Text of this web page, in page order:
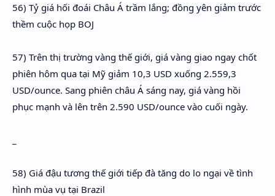
56) Tỷ giá hối đoái Châu Á trầm lắng; đồng yên giảm trước
thềm cuộc họp BOJ
57) Trên thị trường vàng thế giới, giá vàng giao ngay chốt
phiên hôm qua tại Mỹ giảm 10,3 USD xuống 2.559,3
USD/ounce. Sang phiên châu Á sáng nay, giá vàng hồi
phục mạnh và lên trên 2.590 USD/ounce vào cuối ngày.
58) Giá đậu tương thế giới tiếp đà tăng do lo ngại về tình
hình mùa vụ tại Brazil